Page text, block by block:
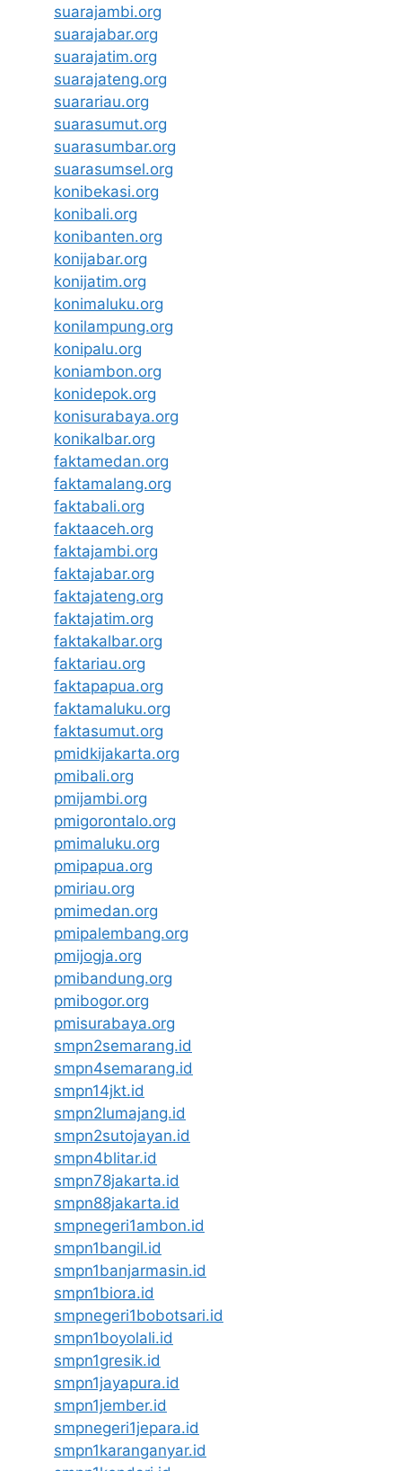
suarajambi.org
suarajabar.org
suarajatim.org
suarajateng.org
suarariau.org
suarasumut.org
suarasumbar.org
suarasumsel.org
konibekasi.org
konibali.org
konibanten.org
konijabar.org
konijatim.org
konimaluku.org
konilampung.org
konipalu.org
koniambon.org
konidepok.org
konisurabaya.org
konikalbar.org
faktamedan.org
faktamalang.org
faktabali.org
faktaaceh.org
faktajambi.org
faktajabar.org
faktajateng.org
faktajatim.org
faktakalbar.org
faktariau.org
faktapapua.org
faktamaluku.org
faktasumut.org
pmidkijakarta.org
pmibali.org
pmijambi.org
pmigorontalo.org
pmimaluku.org
pmipapua.org
pmiriau.org
pmimedan.org
pmipalembang.org
pmijogja.org
pmibandung.org
pmibogor.org
pmisurabaya.org
smpn2semarang.id
smpn4semarang.id
smpn14jkt.id
smpn2lumajang.id
smpn2sutojayan.id
smpn4blitar.id
smpn78jakarta.id
smpn88jakarta.id
smpnegeri1ambon.id
smpn1bangil.id
smpn1banjarmasin.id
smpn1biora.id
smpnegeri1bobotsari.id
smpn1boyolali.id
smpn1gresik.id
smpn1jayapura.id
smpn1jember.id
smpnegeri1jepara.id
smpn1karanganyar.id